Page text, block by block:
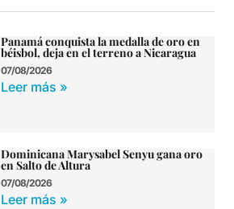
Panamá conquista la medalla de oro en
béisbol, deja en el terreno a Nicaragua
07/08/2026
Leer más »
Dominicana Marysabel Senyu gana oro
en Salto de Altura
07/08/2026
Leer más »